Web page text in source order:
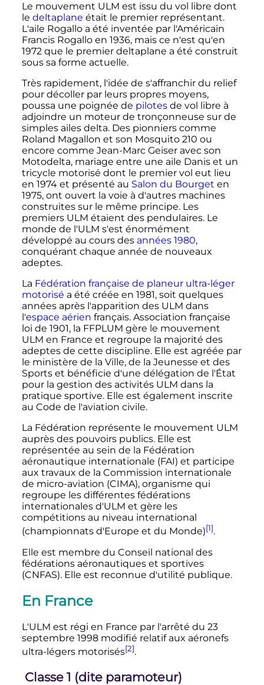
Le mouvement ULM est issu du vol libre dont
le deltaplane était le premier représentant.
L'aile Rogallo a été inventée par l'Américain
Francis Rogallo en 1936, mais ce n'est qu'en
1972 que le premier deltaplane a été construit
sous sa forme actuelle.
Très rapidement, l'idée de s'affranchir du relief
pour décoller par leurs propres moyens,
poussa une poignée de pilotesde vol libre à
adjoindre un moteur de tronçonneuse sur de
simples ailes delta. Des pionniers comme
Roland Magallon et son Mosquito 210 ou
encore comme Jean-Marc Geiser avec son
Motodelta, mariage entre une aile Danis et un
tricycle motorisé dont le premier vol eut lieu
en 1974 et présenté au Salon du Bourget en
1975, ont ouvert la voie à d'autres machines
construites sur le même principe. Les
premiers ULM étaient des pendulaires. Le
monde de l'ULM s'est énormément
développé au cours des années 1980,
conquérant chaque année de nouveaux
adeptes.
La Fédération française de planeur ultra-léger
motorisé a été créée en 1981, soit quelques
années après l'apparition des ULM dans
l'espace aérien français. Association française
loi de 1901, la FFPLUM gère le mouvement
ULM en France et regroupe la majorité des
adeptes de cette discipline. Elle est agréée par
le ministère de la Ville, de la Jeunesse et des
Sports et bénéficie d'une délégation de l'État
pour la gestion des activités ULM dans la
pratique sportive. Elle est également inscrite
au Code de l'aviation civile.
La Fédération représente le mouvement ULM
auprès des pouvoirs publics. Elle est
représentée au sein de la Fédération
aéronautique internationale (FAI) et participe
aux travaux de la Commission internationale
de micro-aviation (CIMA), organisme qui
regroupe les différentes fédérations
internationales d'ULM et gère les
compétitions au niveau international
(championnats d'Europe et du Monde)[1].
Elle est membre du Conseil national des
fédérations aéronautiques et sportives
(CNFAS). Elle est reconnue d'utilité publique.
En France
L'ULM est régi en France par l'arrêté du 23
septembre 1998modifié relatif aux aéronefs
ultra-légers motorisés[2].
Classe 1 (dite paramoteur)